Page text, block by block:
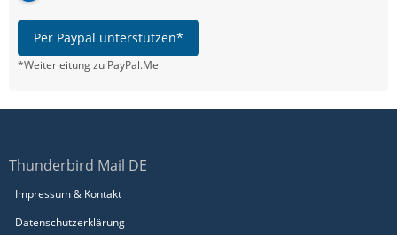
Per Paypal unterstützen*
*Weiterleitung zu PayPal.Me
Thunderbird Mail DE
Impressum & Kontakt
Datenschutzerklärung